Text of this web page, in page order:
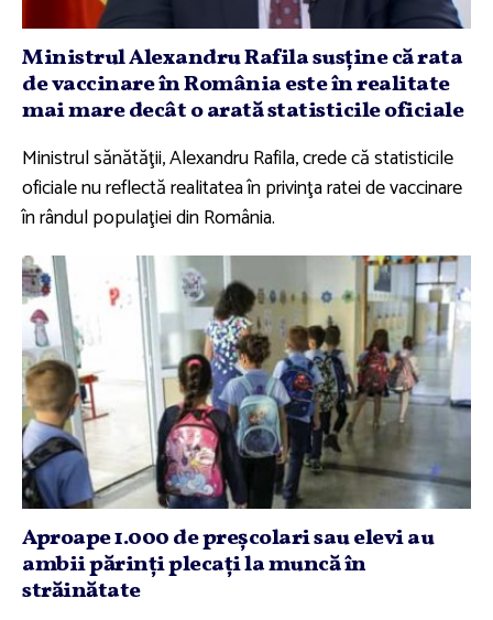
Ministrul Alexandru Rafila susţine că rata
de vaccinare în România este în realitate
mai mare decât o arată statisticile oficiale
Ministrul sănătăţii, Alexandru Rafila, crede că statisticile
oficiale nu reflectă realitatea în privinţa ratei de vaccinare
în rândul populaţiei din România.
Aproape 1.000 de preşcolari sau elevi au
ambii părinţi plecaţi la muncă în
străinătate